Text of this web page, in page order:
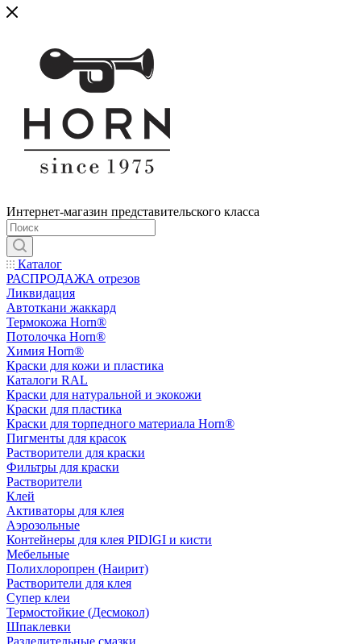
Интернет-магазин представительского класса
Каталог
РАСПРОДАЖА отрезов
Ликвидация
Автоткани жаккард
Термокожа Horn®
Потолочка Horn®
Химия Horn®
Краски для кожи и пластика
Каталоги RAL
Краски для натуральной и экокожи
Краски для пластика
Краски для торпедного материала Horn®
Пигменты для красок
Растворители для краски
Фильтры для краски
Растворители
Клей
Активаторы для клея
Аэрозольные
Контейнеры для клея PIDIGI и кисти
Мебельные
Полихлоропрен (Наирит)
Растворители для клея
Супер клеи
Термостойкие (Десмокол)
Шпаклевки
Разделительные смазки